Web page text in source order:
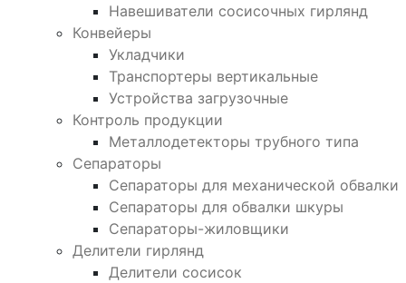
Навешиватели сосисочных гирлянд
Конвейеры
Укладчики
Транспортеры вертикальные
Устройства загрузочные
Контроль продукции
Металлодетекторы трубного типа
Сепараторы
Сепараторы для механической обвалки
Сепараторы для обвалки шкуры
Сепараторы-жиловщики
Делители гирлянд
Делители сосисок